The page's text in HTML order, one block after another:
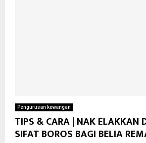
Pengurusan kewangan
TIPS & CARA | NAK ELAKKAN
SIFAT BOROS BAGI BELIA